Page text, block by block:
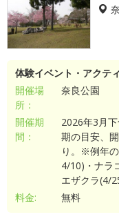
体験イベント・アクテ
開催場
所：
奈良公園
開催期
間：
2026年3月
期の目安、
り。※例年
4/10)・ナラ
エザクラ(4/
料金:
無料